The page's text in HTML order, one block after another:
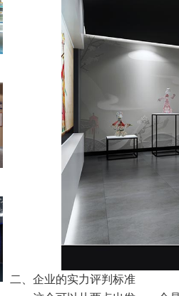
二、企业的实力评判标准